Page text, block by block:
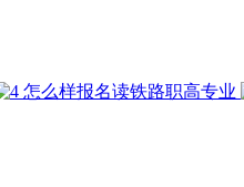
怎么样报名读铁路职高专业